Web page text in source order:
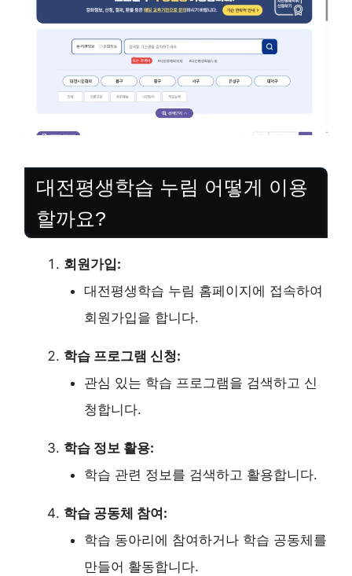
대전평생학습 누림 어떻게 이용
할까요?
회원가입:
대전평생학습 누림 홈페이지에 접속하여
회원가입을 합니다.
학습 프로그램 신청:
관심 있는 학습 프로그램을 검색하고 신
청합니다.
학습 정보 활용:
학습 관련 정보를 검색하고 활용합니다.
학습 공동체 참여:
학습 동아리에 참여하거나 학습 공동체를
만들어 활동합니다.